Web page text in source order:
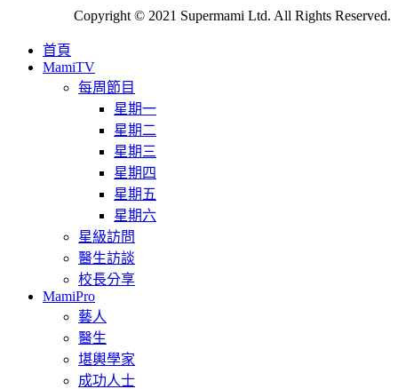
Copyright © 2021 Supermami Ltd. All Rights Reserved.
首頁
MamiTV
每周節目
星期一
星期二
星期三
星期四
星期五
星期六
星級訪問
醫生訪談
校長分享
MamiPro
藝人
醫生
堪輿學家
成功人士